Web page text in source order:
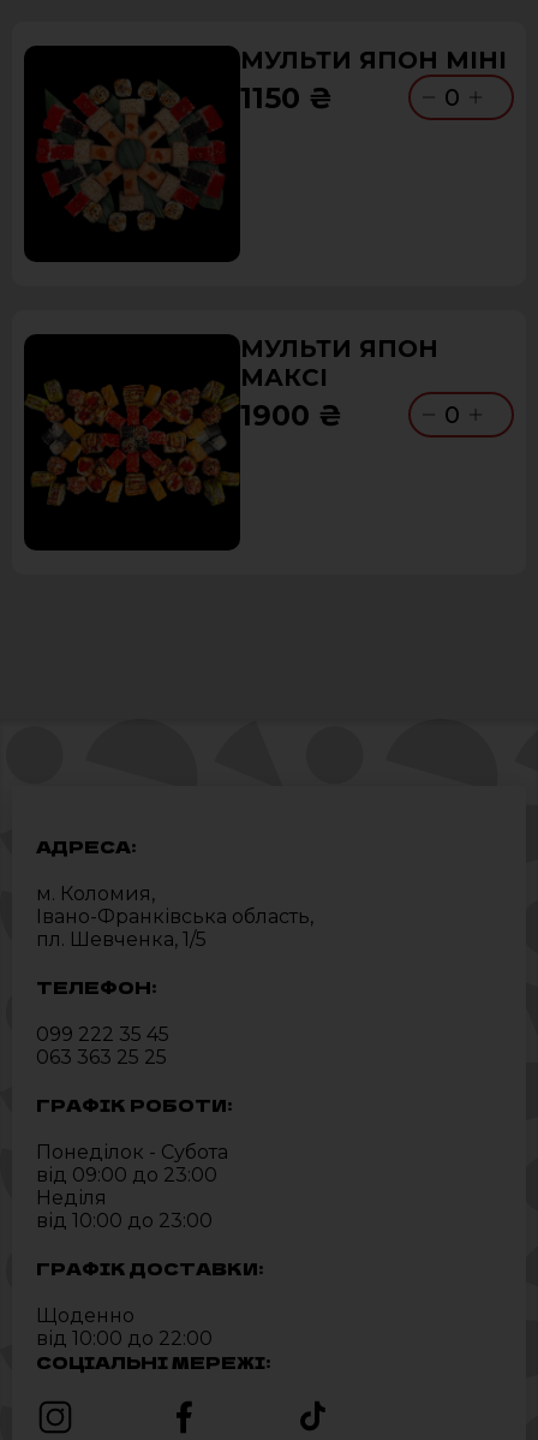
МУЛЬТИ ЯПОН МІНІ
1150 ₴ 0
МУЛЬТИ ЯПОН
МАКСІ
1900 ₴ 0
АДРЕСА:
м. Коломия,
Івано-Франківська область,
пл. Шевченка, 1/5
ТЕЛЕФОН:
099 222 35 45
063 363 25 25
ГРАФІК РОБОТИ:
Понеділок - Субота
від 09:00 до 23:00
Неділя
від 10:00 до 23:00
ГРАФІК ДОСТАВКИ:
Щоденно
від 10:00 до 22:00
СОЦІАЛЬНІ МЕРЕЖІ: